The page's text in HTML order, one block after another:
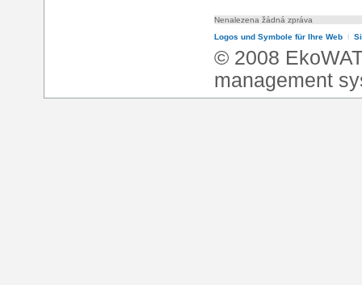
Nenalezena žádná zpráva
Logos und Symbole für Ihre Web l
© 2008
management